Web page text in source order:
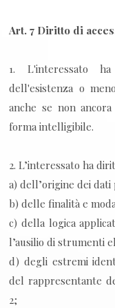
Art. 7 Diritto di
1. L'interessato
dell'esistenza o
anche se non
forma intelligibile.
2. L’interessato ha
a) dell’origine dei dati
b) delle finalità e
c) della logica
l’ausilio di strumenti
d) degli estremi
del rappresentante
2;